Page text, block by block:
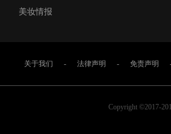
美妆情报
关于我们 - 法律声明 - 免责声明
Copyright ©2017-